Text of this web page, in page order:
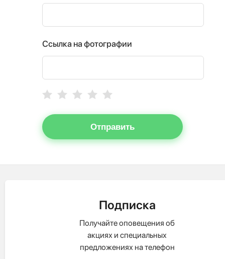
Ссылка на фотографии
Отправить
Подписка
Получайте оповещения об
акциях и специальных
предложениях на телефон